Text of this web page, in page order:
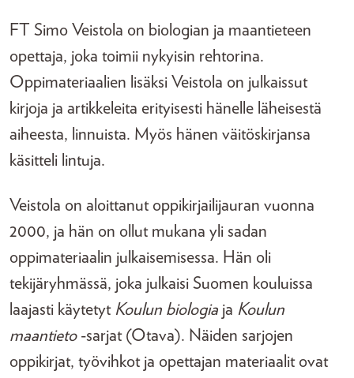
FT Simo Veistola on biologian ja maantieteen
opettaja, joka toimii nykyisin rehtorina.
Oppimateriaalien lisäksi Veistola on julkaissut
kirjoja ja artikkeleita erityisesti hänelle läheisestä
aiheesta, linnuista. Myös hänen väitöskirjansa
käsitteli lintuja.
Veistola on aloittanut oppikirjailijauran vuonna
2000, ja hän on ollut mukana yli sadan
oppimateriaalin julkaisemisessa. Hän oli
tekijäryhmässä, joka julkaisi Suomen kouluissa
laajasti käytetyt Koulun biologia ja Koulun
maantieto-sarjat (Otava). Näiden sarjojen
oppikirjat, työvihkot ja opettajan materiaalit ovat